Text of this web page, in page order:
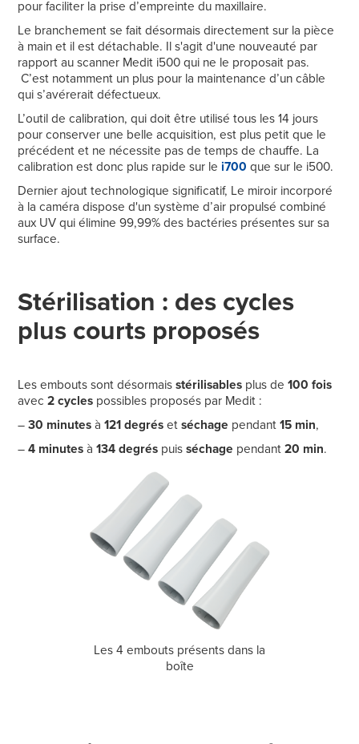
pour faciliter la prise d’empreinte du maxillaire.
Le branchement se fait désormais directement sur la pièce
à main et il est détachable. Il s'agit d'une nouveauté par
rapport au scanner Medit i500 qui ne le proposait pas.
C’est notamment un plus pour la maintenance d’un câble
qui s’avérerait défectueux.
L’outil de calibration, qui doit être utilisé tous les 14 jours
pour conserver une belle acquisition, est plus petit que le
précédent et ne nécessite pas de temps de chauffe. La
calibration est donc plus rapide sur lei700 que sur le i500.
Dernier ajout technologique significatif, Le miroir incorporé
à la caméra dispose d'un système d’air propulsé combiné
aux UV qui élimine 99,99% des bactéries présentes sur sa
surface.
Stérilisation : des cycles
plus courts proposés
Les embouts sont désormaisstérilisables plus de100 fois
avec2 cycles possibles proposés par Medit :
–30 minutesà121 degrésetséchage pendant15 min,
–4 minutesà134 degrés puisséchage pendant20 min.
Les 4 embouts présents dans la
boîte